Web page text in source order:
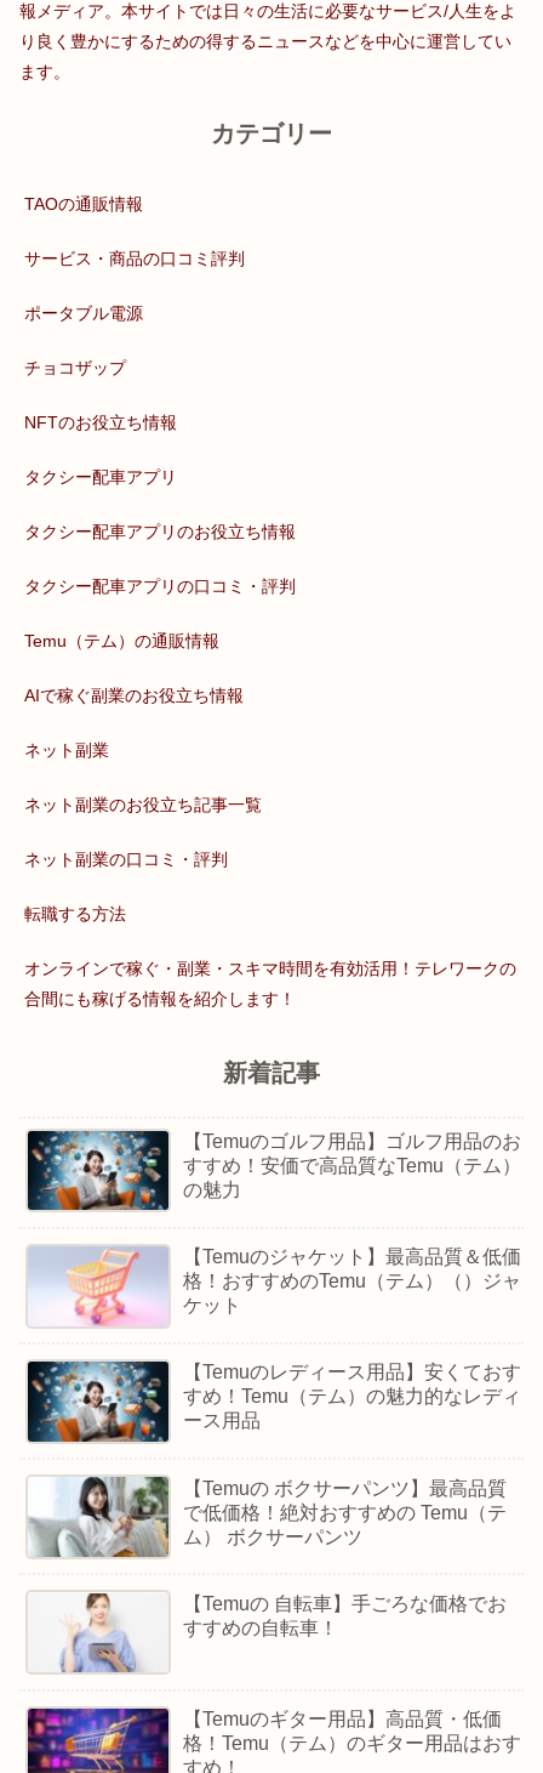
報メディア。本サイトでは日々の生活に必要なサービス/人生をよ
り良く豊かにするための得するニュースなどを中心に運営してい
ます。
カテゴリー
TAOの通販情報
サービス・商品の口コミ評判
ポータブル電源
チョコザップ
NFTのお役立ち情報
タクシー配車アプリ
タクシー配車アプリのお役立ち情報
タクシー配車アプリの口コミ・評判
Temu（テム）の通販情報
AIで稼ぐ副業のお役立ち情報
ネット副業
ネット副業のお役立ち記事一覧
ネット副業の口コミ・評判
転職する方法
オンラインで稼ぐ・副業・スキマ時間を有効活用！テレワークの
合間にも稼げる情報を紹介します！
新着記事
【Temuのゴルフ用品】ゴルフ用品のお
すすめ！安価で高品質なTemu（テム）
の魅力
【Temuのジャケット】最高品質＆低価
格！おすすめのTemu（テム）（）ジャ
ケット
【Temuのレディース用品】安くておす
すめ！Temu（テム）の魅力的なレディ
ース用品
【Temuの ボクサーパンツ】最高品質
で低価格！絶対おすすめの Temu（テ
ム） ボクサーパンツ
【Temuの 自転車】手ごろな価格でお
すすめの自転車！
【Temuのギター用品】高品質・低価
格！Temu（テム）のギター用品はおす
すめ！